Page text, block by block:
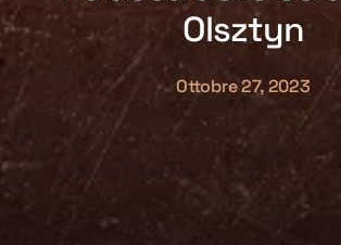
Olsztyn
Ottobre 27, 2023